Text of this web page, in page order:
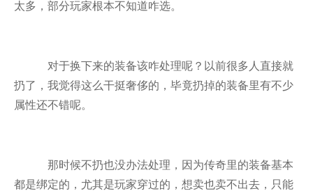
太多，部分玩家根本不知道咋选。
对于换下来的装备该咋处理呢？以前很多人直接就
扔了，我觉得这么干挺奢侈的，毕竟扔掉的装备里有不少
属性还不错呢。
那时候不扔也没办法处理，因为传奇里的装备基本
都是绑定的，尤其是玩家穿过的，想卖也卖不出去，只能